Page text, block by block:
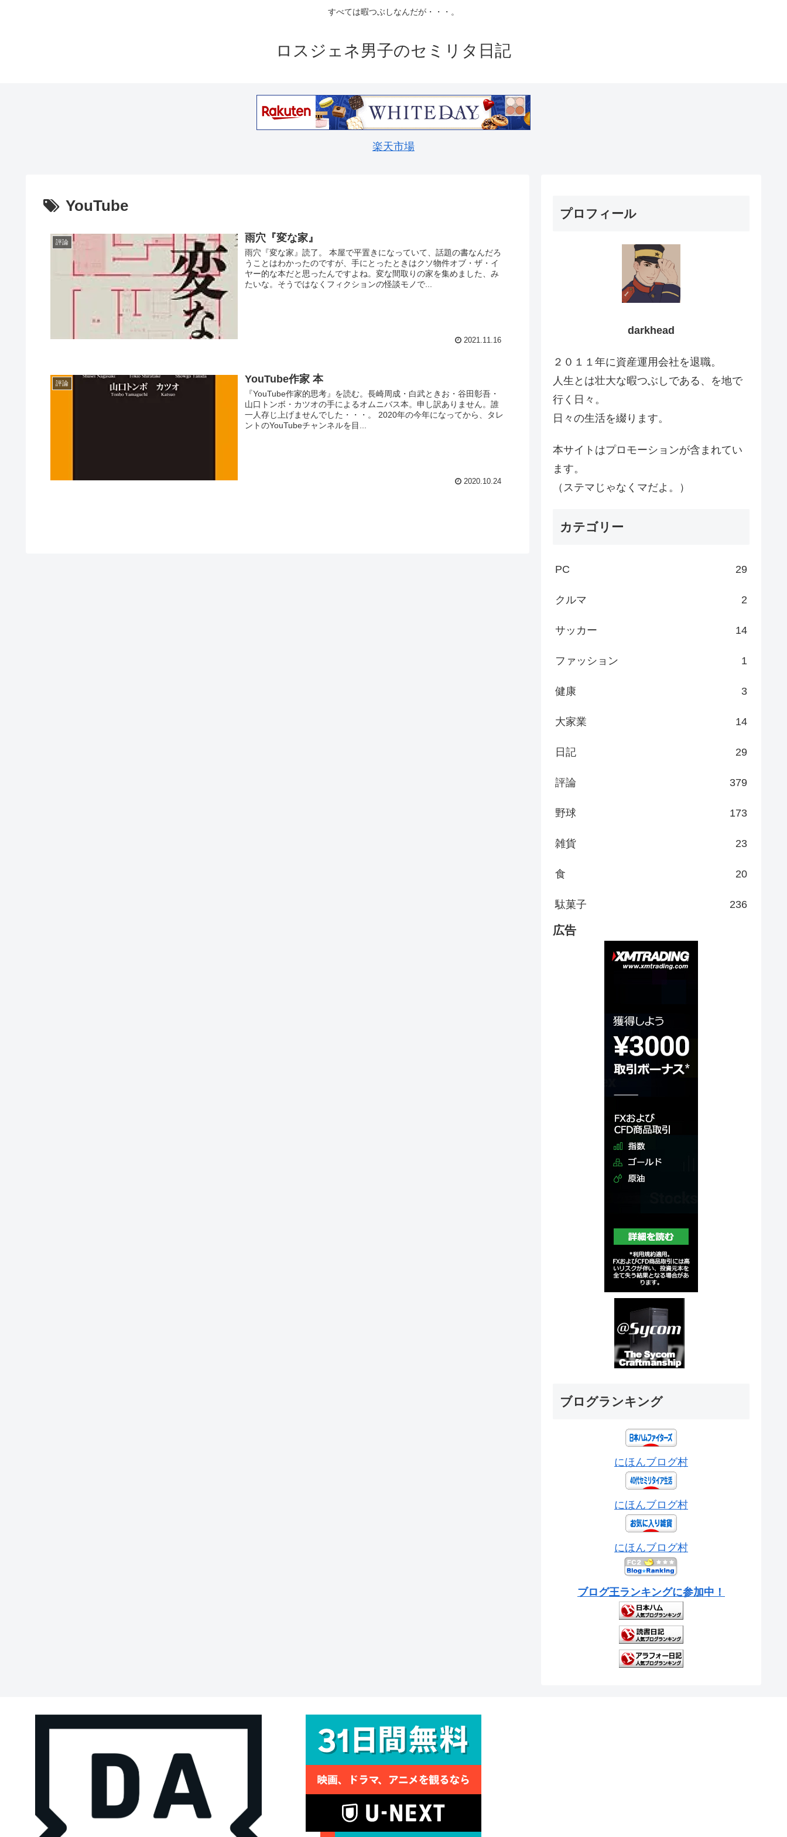
すべては暇つぶしなんだが・・・。
ロスジェネ男子のセミリタ日記
楽天市場
YouTube
評論 雨穴『変な家』
雨穴『変な家』読了。 本屋で平置きになっていて、話題の書なんだろ
うことはわかったのですが、手にとったときはクソ物件オブ・ザ・イ
ヤー的な本だと思ったんですよね。変な間取りの家を集めました、み
たいな。そうではなくフィクションの怪談モノで...
2021.11.16
評論 YouTube作家 本
『YouTube作家的思考』を読む。長崎周成・白武ときお・谷田彰吾・
山口トンボ・カツオの手によるオムニバス本。申し訳ありません。誰
一人存じ上げませんでした・・・。 2020年の今年になってから、タレ
ントのYouTubeチャンネルを目...
2020.10.24
プロフィール
darkhead
２０１１年に資産運用会社を退職。
人生とは壮大な暇つぶしである、を地で
行く日々。
日々の生活を綴ります。
本サイトはプロモーションが含まれてい
ます。
（ステマじゃなくマだよ。）
カテゴリー
PC 29
クルマ 2
サッカー 14
ファッション 1
健康 3
大家業 14
日記 29
評論 379
野球 173
雑貨 23
食 20
駄菓子 236
広告
ブログランキング
にほんブログ村
にほんブログ村
にほんブログ村
ブログ王ランキングに参加中！